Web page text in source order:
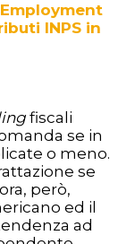
INPS in
fiscali
se in
o meno.
se
però,
ed il
ad